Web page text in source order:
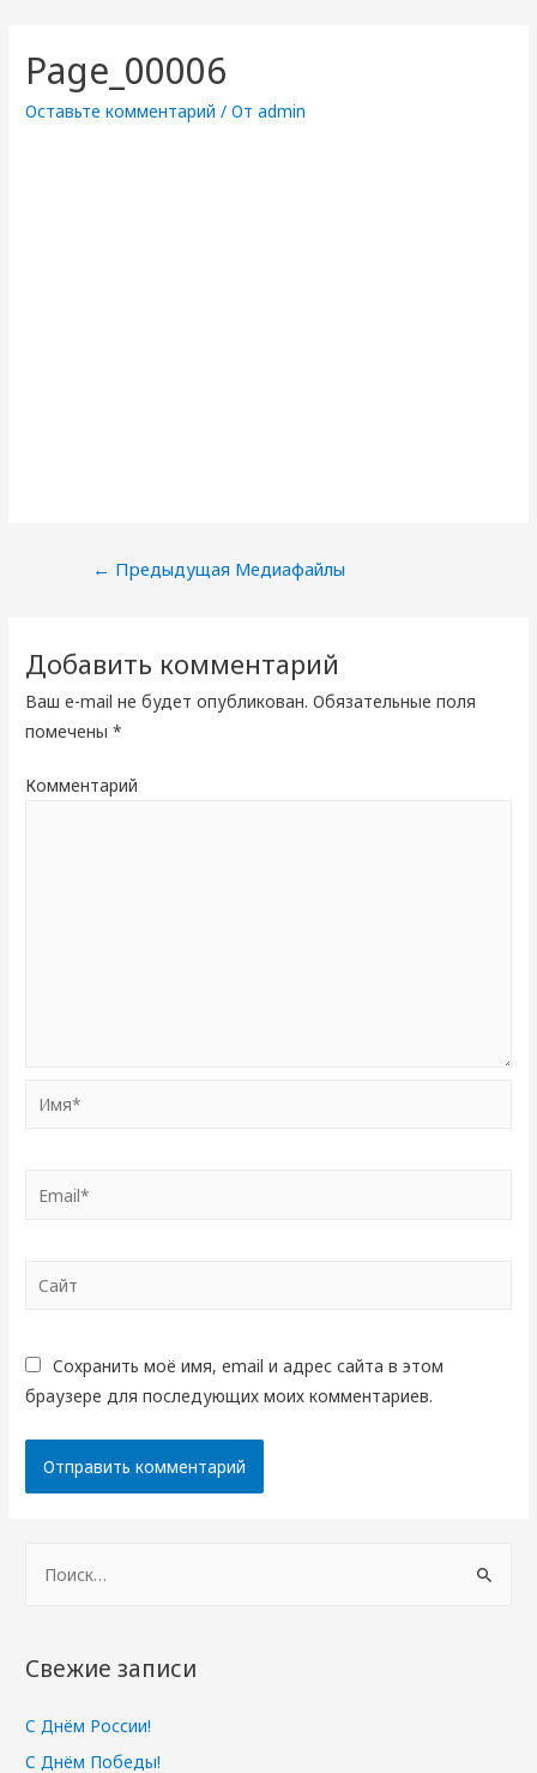
Page_00006
Оставьте комментарий / От admin
Навигация
записям
← Предыдущая Медиафайлы
Добавить комментарий
Ваш e-mail не будет опубликован. Обязательные поля
помечены*
Комментарий
Имя*
Email*
Сайт
Сохранить моё имя, email и адрес сайта в этом
браузере для последующих моих комментариев.
т
:
Свежие записи
С Днём России!
С Днём Победы!